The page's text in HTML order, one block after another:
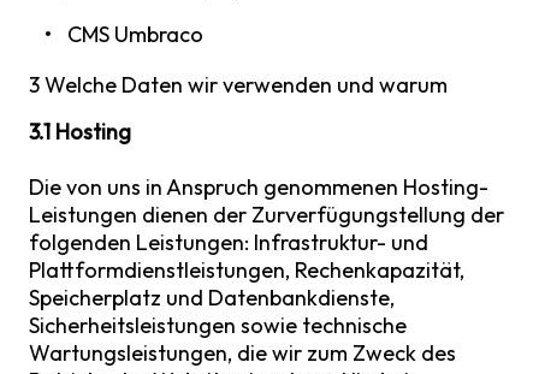
CMS Umbraco
3 Welche Daten wir verwenden und warum
3.1 Hosting
Die von uns in Anspruch genommenen Hosting-
Leistungen dienen der Zurverfügungstellung der
folgenden Leistungen: Infrastruktur- und
Plattformdienstleistungen, Rechenkapazität,
Speicherplatz und Datenbankdienste,
Sicherheitsleistungen sowie technische
Wartungsleistungen, die wir zum Zweck des